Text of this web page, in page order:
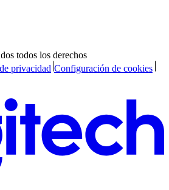
todos los derechos
privacidad Configuración de cookies